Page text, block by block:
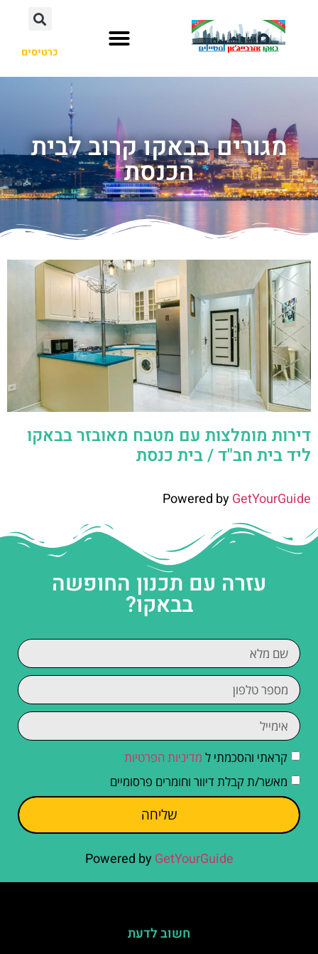
כרטיסים
מגורים בבאקו קרוב לבית
הכנסת
דירות מומלצות עם מטבח מאובזר בבאקו
ליד בית חב"ד / בית כנסת
Powered byGetYourGuide
עזרה עם תכנון החופשה
בבאקו?
קראתי והסכמתי ל מדיניות הפרטיות
מאשר/ת קבלת דיוור וחומרים פרסומיים
שליחה
Powered by GetYourGuide
חשוב לדעת